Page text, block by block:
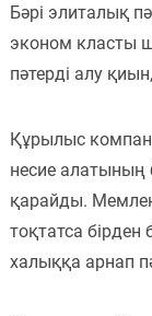
Бәрі элиталық
эконом класты
пәтерді алу
Құрылыс
несие алатының
қарайды.
тоқтатса
халыққа арнап